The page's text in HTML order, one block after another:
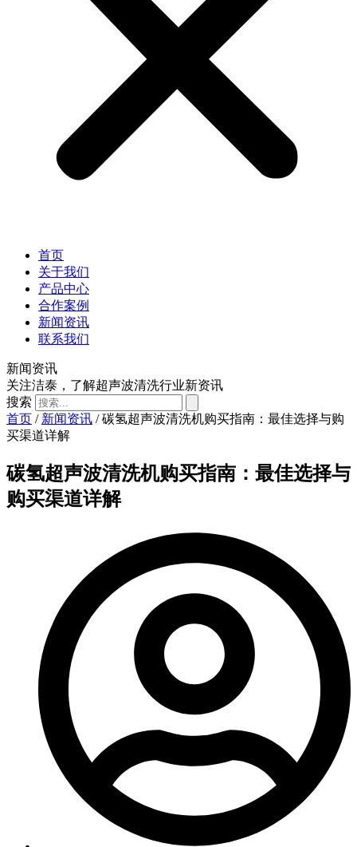
首页
关于我们
产品中心
合作案例
新闻资讯
联系我们
新闻资讯
关注洁泰，了解超声波清洗行业新资讯
搜索
首页 / 新闻资讯 / 碳氢超声波清洗机购买指南：最佳选择与购
买渠道详解
碳氢超声波清洗机购买指南：最佳选择与
购买渠道详解